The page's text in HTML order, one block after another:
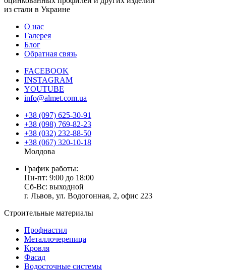
из стали в Украине
О нас
Галерея
Блог
Обратная связь
FACEBOOK
INSTAGRAM
YOUTUBE
info@almet.com.ua
+38 (097) 625-30-91
+38 (098) 769-82-23
+38 (032) 232-88-50
+38 (067) 320-10-18
Молдова
График работы:
Пн-пт: 9:00 до 18:00
Сб-Вс: выходной
г. Львов, ул. Водогонная, 2, офис 223
Строительные материалы
Профнастил
Металлочерепица
Кровля
Фасад
Водосточные системы